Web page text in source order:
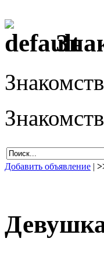
Добавить объявление |